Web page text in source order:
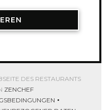
DES RESTAURANTS
ZENCHEF((ÖFFNET EIN NEUES
FENSTER))
((ÖFFNET EIN NEUES